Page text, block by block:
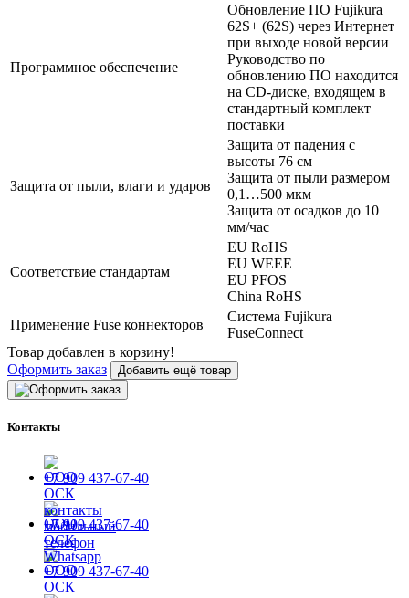
Программное обеспечение
Обновление ПО Fujikura
62S+ (62S) через Интернет
при выходе новой версии
Руководство по
обновлению ПО находится
на CD-диске, входящем в
стандартный комплект
поставки
Защита от пыли, влаги и ударов
Защита от падения с
высоты 76 см
Защита от пыли размером
0,1…500 мкм
Защита от осадков до 10
мм/час
Соответствие стандартам
EU RoHS
EU WEEE
EU PFOS
China RoHS
Применение Fuse коннекторов
Система Fujikura
FuseConnect
Товар добавлен в корзину!
Оформить заказ
Добавить ещё товар
Контакты
+7 909 437-67-40
+7 909 437-67-40
+7 909 437-67-40